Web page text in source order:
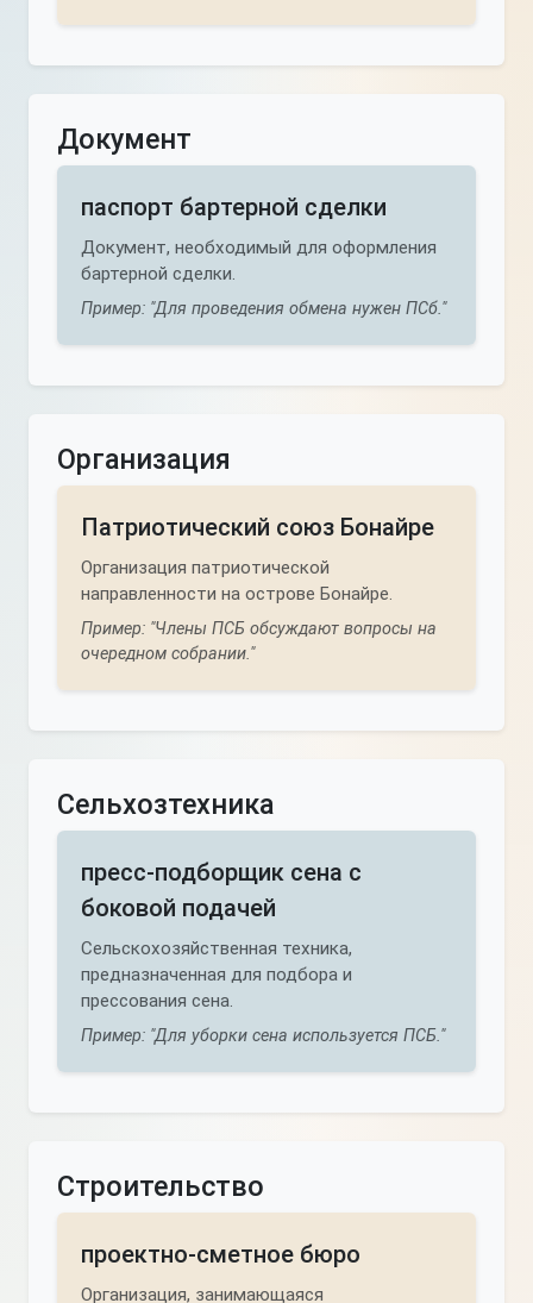
Документ
паспорт бартерной сделки
Документ, необходимый для оформления
бартерной сделки.
Пример: "Для проведения обмена нужен ПСб."
Организация
Патриотический союз Бонайре
Организация патриотической
направленности на острове Бонайре.
Пример: "Члены ПСБ обсуждают вопросы на
очередном собрании."
Сельхозтехника
пресс-подборщик сена с
боковой подачей
Сельскохозяйственная техника,
предназначенная для подбора и
прессования сена.
Пример: "Для уборки сена используется ПСБ."
Строительство
проектно-сметное бюро
Организация, занимающаяся